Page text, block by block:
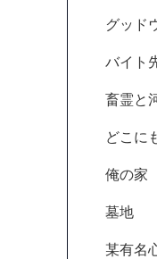
グッド
バイト
畜霊と
どこに
俺の家
墓地
某有名